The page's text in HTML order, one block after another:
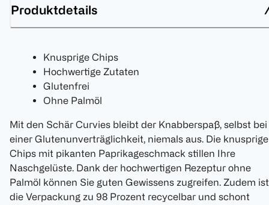
Produktdetails
Knusprige Chips
Hochwertige Zutaten
Glutenfrei
Ohne Palmöl
Mit den Schär Curvies bleibt der Knabberspaß, selbst bei
einer Glutenunverträglichkeit, niemals aus. Die
Chips mit pikanten Paprikageschmack stillen Ihre
Naschgelüste. Dank der hochwertigen Rezeptur ohne
Palmöl können Sie guten Gewissens zugreifen. Zudem ist
die Verpackung zu 98 Prozent recycelbar und schont